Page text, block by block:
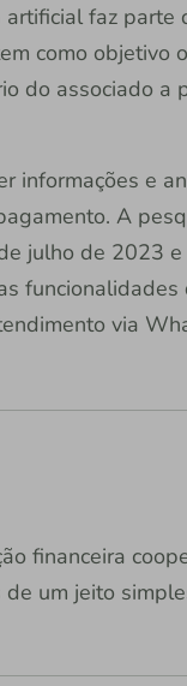
artificial faz parte
como objetivo
do associado a
informações e
A
julho de 2023 e
via
financeira
um jeito